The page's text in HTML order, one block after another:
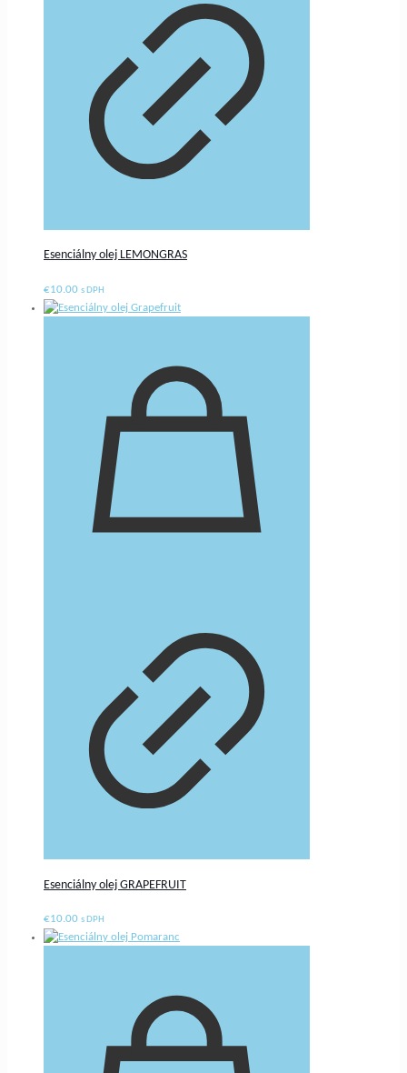
Esenciálny olej LEMONGRAS
€10.00 s DPH
Esenciálny olej GRAPEFRUIT
€10.00 s DPH